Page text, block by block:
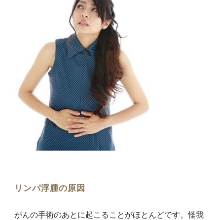
リンパ浮腫の原因
がんの手術のあとに起こることがほとんどです。怪我